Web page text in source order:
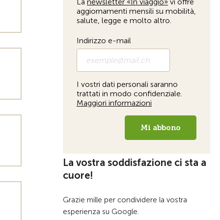
La vostra soddisfazione ci sta a
cuore!
Grazie mille per condividere la vostra
esperienza su Google.